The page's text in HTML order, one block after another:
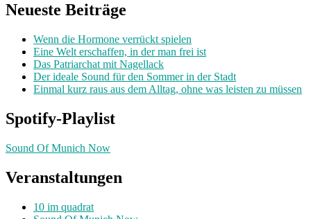
Neueste Beiträge
Wenn die Hormone verrückt spielen
Eine Welt erschaffen, in der man frei ist
Das Patriarchat mit Nagellack
Der ideale Sound für den Sommer in der Stadt
Einmal kurz raus aus dem Alltag, ohne was leisten zu müssen
Spotify-Playlist
Sound Of Munich Now
Veranstaltungen
10 im quadrat